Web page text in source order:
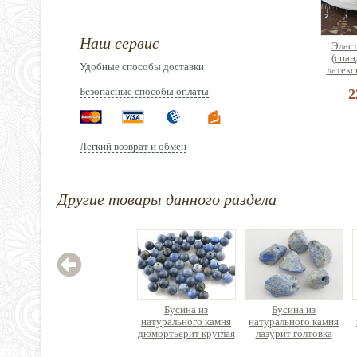
Наш сервис
Удобные способы доставки
Безопасные способы оплаты
Легкий возврат и обмен
Другие товары данного раздела
Бусина из
натурального камня
дюмортьерит круглая
Бусина из
натурального камня
лазурит голтовка